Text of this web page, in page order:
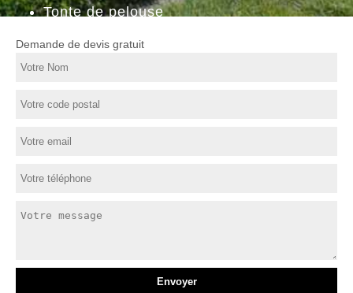
Tonte de pelouse
Demande de devis gratuit